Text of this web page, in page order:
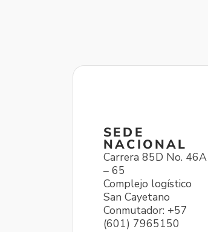
SEDE
NACIONAL
Carrera 85D No. 46A
– 65
Complejo logístico
San Cayetano
Conmutador: +57
(601) 7965150